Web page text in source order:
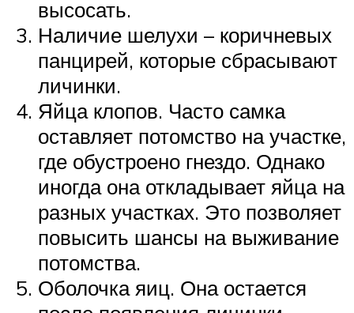
высосать.
Наличие шелухи – коричневых
панцирей, которые сбрасывают
личинки.
Яйца клопов. Часто самка
оставляет потомство на участке,
где обустроено гнездо. Однако
иногда она откладывает яйца на
разных участках. Это позволяет
повысить шансы на выживание
потомства.
Оболочка яиц. Она остается